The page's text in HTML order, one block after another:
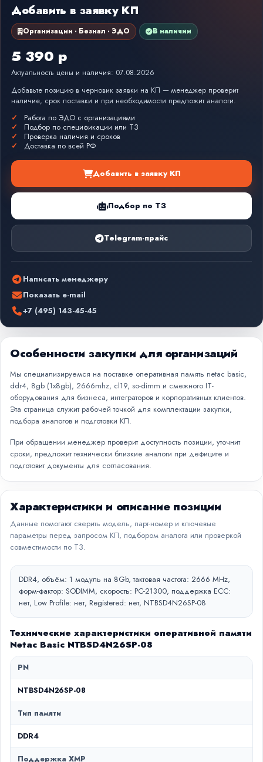
Добавить в заявку КП
Организации · Безнал · ЭДО В наличии
5 390 р
Актуальность цены и наличия: 07.08.2026
Добавьте позицию в черновик заявки на КП — менеджер проверит
наличие, срок поставки и при необходимости предложит аналоги.
Работа по ЭДО с организациями
Подбор по спецификации или ТЗ
Проверка наличия и сроков
Доставка по всей РФ
Добавить в заявку КП
Подбор по ТЗ
Telegram-прайс
Написать менеджеру
Показать e-mail
+7 (495) 143-45-45
Особенности закупки для организаций
Мы специализируемся на поставке оперативная память netac basic,
ddr4, 8gb (1x8gb), 2666mhz, cl19, so-dimm и смежного IT-
оборудования для бизнеса, интеграторов и корпоративных клиентов.
Эта страница служит рабочей точкой для комплектации закупки,
подбора аналогов и подготовки КП.
При обращении менеджер проверит доступность позиции, уточнит
сроки, предложит технически близкие аналоги при дефиците и
подготовит документы для согласования.
Характеристики и описание позиции
Данные помогают сверить модель, парт-номер и ключевые
параметры перед запросом КП, подбором аналога или проверкой
совместимости по ТЗ.
DDR4, объём: 1 модуль на 8Gb, тактовая частота: 2666 MHz,
форм-фактор: SODIMM, скорость: PC-21300, поддержка ECC:
нет, Low Profile: нет, Registered: нет, NTBSD4N26SP-08
Технические характеристики оперативной памяти
Netac Basic NTBSD4N26SP-08
PN
NTBSD4N26SP-08
Тип памяти
DDR4
Поддержка XMP